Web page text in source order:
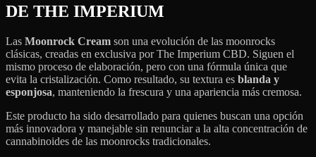
DE THE IMPERIUM
Las Moonrock Cream son una evolución de las moonrocks
clásicas, creadas en exclusiva por The Imperium CBD. Siguen el
mismo proceso de elaboración, pero con una fórmula única que
evita la cristalización. Como resultado, su textura es blanda y
esponjosa, manteniendo la frescura y una apariencia más cremosa.
Este producto ha sido desarrollado para quienes buscan una opción
más innovadora y manejable sin renunciar a la alta concentración de
cannabinoides de las moonrocks tradicionales.